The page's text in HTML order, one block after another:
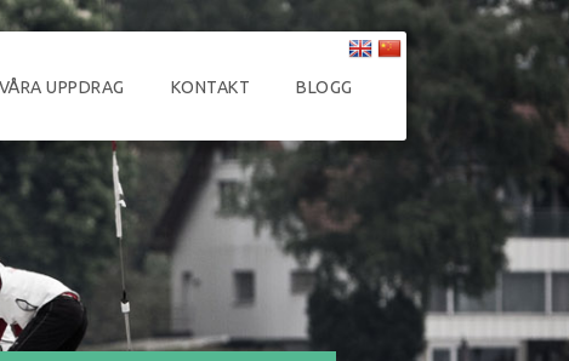
VÅRA UPPDRAG KONTAKT BLOGG